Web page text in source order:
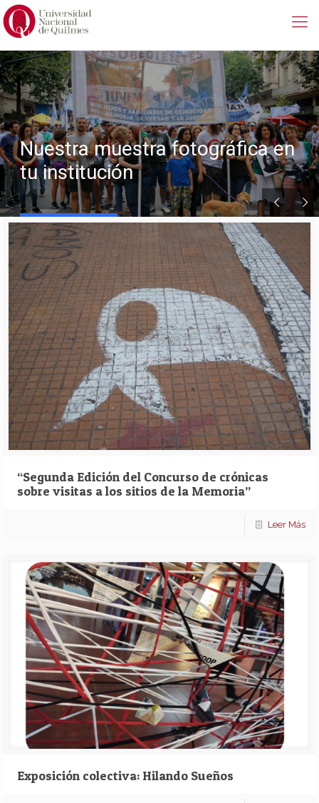
Nuestra muestra fotográfica en
tu institución
Leer Mas
“Segunda Edición del Concurso de crónicas
sobre visitas a los sitios de la Memoria”
Leer Más
Exposición colectiva: Hilando Sueños